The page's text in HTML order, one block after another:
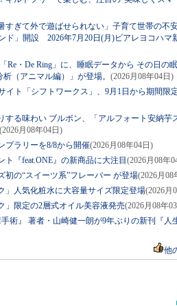
すぎて外で遊ばせられない」子育て世帯の
ド」開設 2026年7月20日(月)ビアレヨコハマ
・De Ring」に、睡眠データから その日の
（アニマル編）」が登場。 (2026月08年04日)
イト「シフトワークス」、9月1日から期間限
る味わい ブルボン、「アルフォート安納芋
(2026月08年04日)
ラリーを8/8から開催(2026月08年04日)
『feat.ONE』の新商品に大注目 (2026月08年
の“スイーツ系”フレーバー が登場(2026月08
」人気化粧水に大容量サイズ限定登場(2026月
」限定の2層式オイル美容液発売(2026月08年
術』 著者・山崎健一朗が9年ぶりの新刊『人
他